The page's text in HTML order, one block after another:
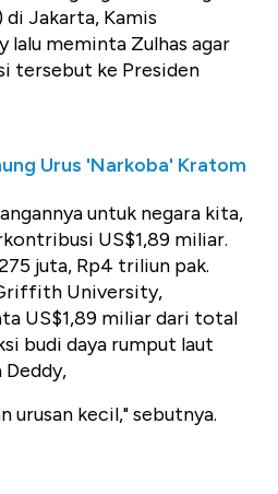
di Jakarta, Kamis
lalu meminta Zulhas agar
tersebut ke Presiden
Urus 'Narkoba' Kratom
untuk negara kita,
US$1,89 miliar.
juta, Rp4 triliun pak.
University,
US$1,89 miliar dari total
budi daya rumput laut
Deddy,
urusan kecil," sebutnya.